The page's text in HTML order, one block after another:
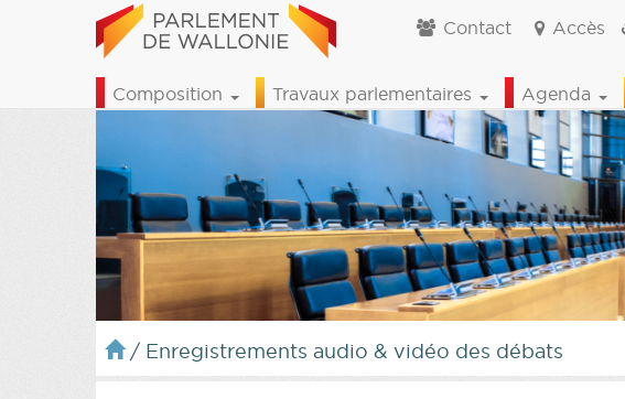
Contact Accès
Composition Travaux parlementaires Agenda
/ Enregistrements audio & vidéo des débats